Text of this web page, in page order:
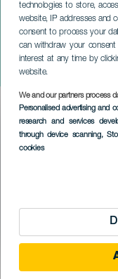
technologies to store,
website, IP addresses and
consent to process your
can withdraw your
interest at any time by
website.
We and our partners process
Personalised advertising and
research and services
through device scanning,
cookies
Paz
TENERIFE
Imagen
Listado